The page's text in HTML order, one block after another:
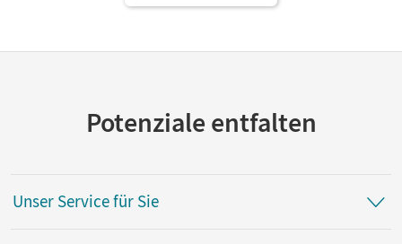
Potenziale entfalten
Unser Service für Sie